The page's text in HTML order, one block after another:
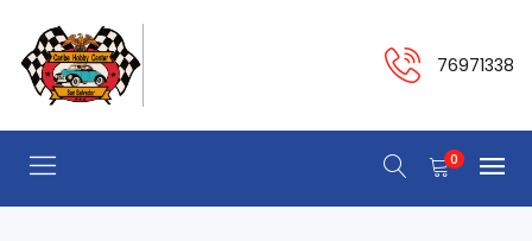
76971338
0